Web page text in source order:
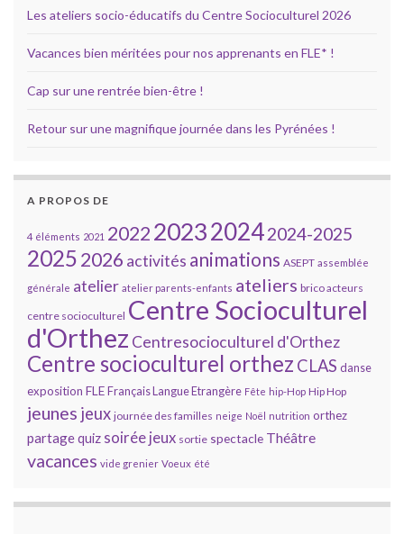
Les ateliers socio-éducatifs du Centre Socioculturel 2026
Vacances bien méritées pour nos apprenants en FLE* !
Cap sur une rentrée bien-être !
Retour sur une magnifique journée dans les Pyrénées !
A PROPOS DE
4 éléments 2021 2022202320242024-2025
20252026 activités animations ASEPT assemblée
générale atelier atelier parents-enfants ateliers brico acteurs
centre socioculturel Centre Socioculturel
d'Orthez Centresocioculturel d'Orthez
Centre socioculturel orthez CLAS danse
exposition FLE Français Langue Etrangère Fête hip-Hop Hip Hop
jeunes jeux journée des familles neige Noël nutrition orthez
partagequiz soirée jeux sortie spectacle Théâtre
vacances vide grenier Voeux été